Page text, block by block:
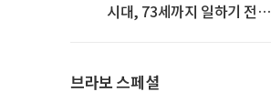
시대, 73세까지 일하기 전략’
브라보 스페셜